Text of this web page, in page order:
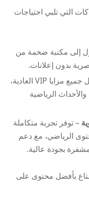
التي تلبي احتياجات
إلى مكتبة ضخمة من
بدون إعلانات.
– تشمل جميع مزايا VIP العادية،
الرياضية
– توفر تجربة متكاملة
الرياضي، مع دعم
بأفضل محتوى على